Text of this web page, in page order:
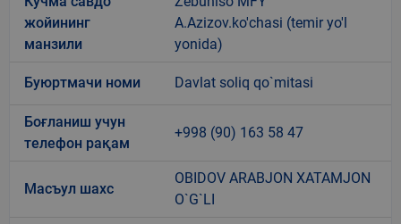
жойининг
манзили
A.Azizov.ko'chasi (temir yo'l
yonida)
Буюртмачи номи Davlat soliq qo`mitasi
Боғланиш учун
телефон рақам
+998 (90) 163 58 47
Масъул шахс
OBIDOV ARABJON XATAMJON
O`G`LI